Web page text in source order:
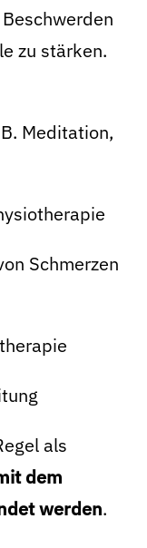
zu stärken.
Meditation,
Schmerzen
als
dem
werden.